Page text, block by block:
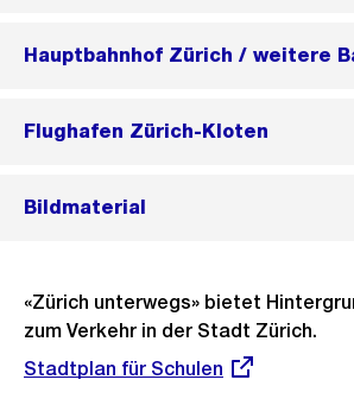
Hauptbahnhof Zürich / weitere
Flughafen Zürich-Kloten
Bildmaterial
«Zürich unterwegs» bietet
zum Verkehr in der Stadt Zürich.
Externer
Stadtplan für Schulen